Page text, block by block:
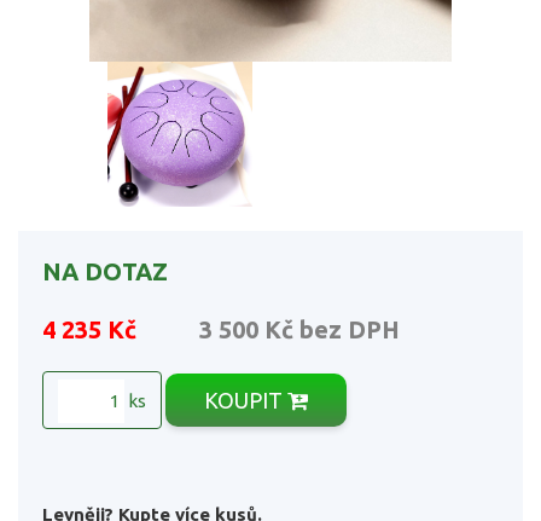
NA DOTAZ
4 235 Kč 3 500 Kč bez DPH
ks KOUPIT
Levněji? Kupte více kusů.